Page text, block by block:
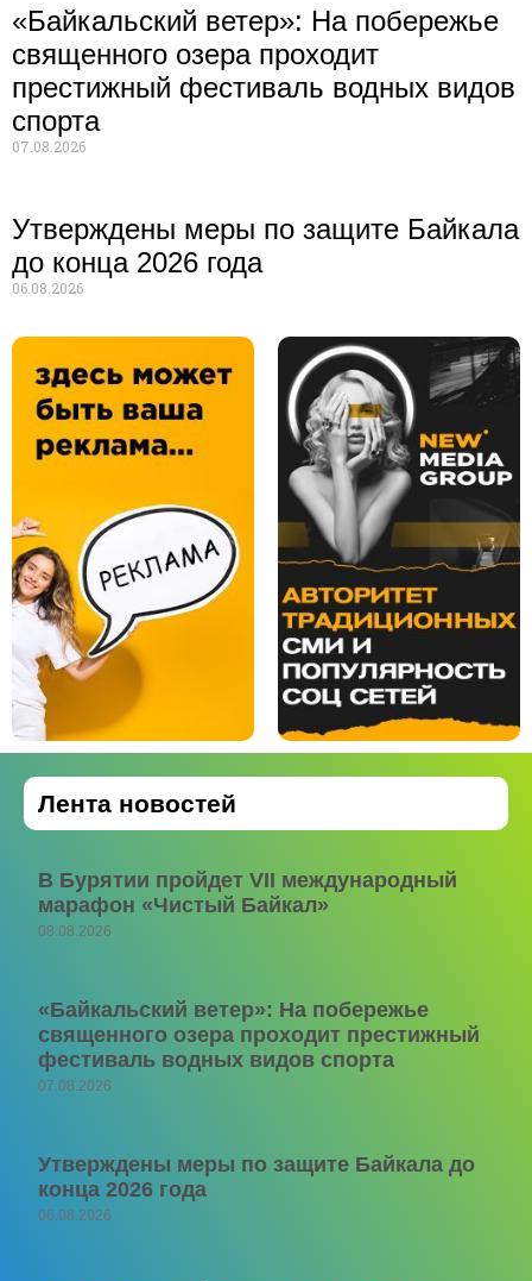
«Байкальский ветер»: На побережье
священного озера проходит
престижный фестиваль водных видов
спорта
07.08.2026
Утверждены меры по защите Байкала
до конца 2026 года
06.08.2026
Лента новостей
В Бурятии пройдет VII международный
марафон «Чистый Байкал»
08.08.2026
«Байкальский ветер»: На побережье
священного озера проходит престижный
фестиваль водных видов спорта
07.08.2026
Утверждены меры по защите Байкала до
конца 2026 года
06.08.2026